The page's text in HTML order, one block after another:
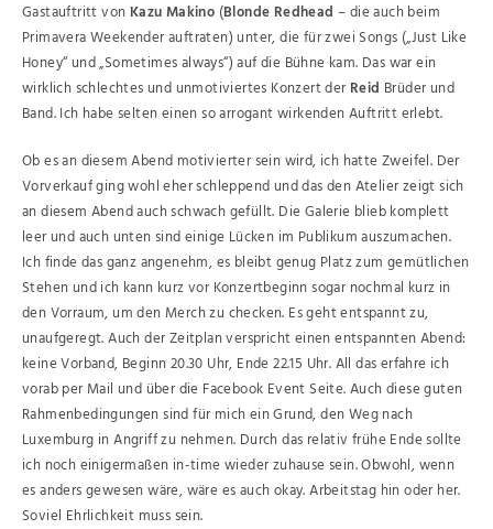
Gastauftritt von Kazu Makino (Blonde Redhead – die auch beim
Primavera Weekender auftraten) unter, die für zwei Songs („Just Like
Honey“ und „Sometimes always“) auf die Bühne kam. Das war ein
wirklich schlechtes und unmotiviertes Konzert der Reid Brüder und
Band. Ich habe selten einen so arrogant wirkenden Auftritt erlebt.
Ob es an diesem Abend motivierter sein wird, ich hatte Zweifel. Der
Vorverkauf ging wohl eher schleppend und das den Atelier zeigt sich
an diesem Abend auch schwach gefüllt. Die Galerie blieb komplett
leer und auch unten sind einige Lücken im Publikum auszumachen.
Ich finde das ganz angenehm, es bleibt genug Platz zum gemütlichen
Stehen und ich kann kurz vor Konzertbeginn sogar nochmal kurz in
den Vorraum, um den Merch zu checken. Es geht entspannt zu,
unaufgeregt. Auch der Zeitplan verspricht einen entspannten Abend:
keine Vorband, Beginn 20.30 Uhr, Ende 22.15 Uhr. All das erfahre ich
vorab per Mail und über die Facebook Event Seite. Auch diese guten
Rahmenbedingungen sind für mich ein Grund, den Weg nach
Luxemburg in Angriff zu nehmen. Durch das relativ frühe Ende sollte
ich noch einigermaßen in-time wieder zuhause sein. Obwohl, wenn
es anders gewesen wäre, wäre es auch okay. Arbeitstag hin oder her.
Soviel Ehrlichkeit muss sein.